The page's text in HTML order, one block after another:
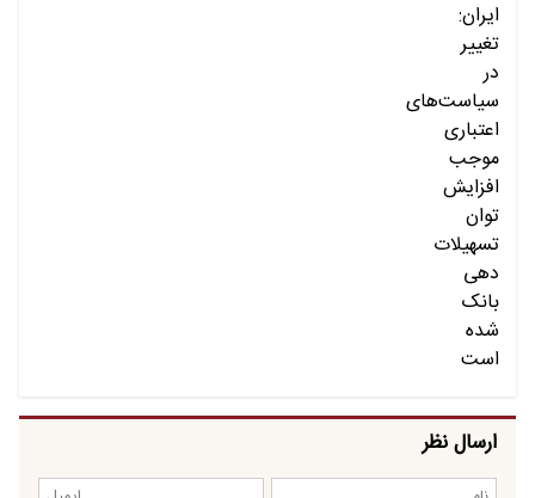
ارسال نظر